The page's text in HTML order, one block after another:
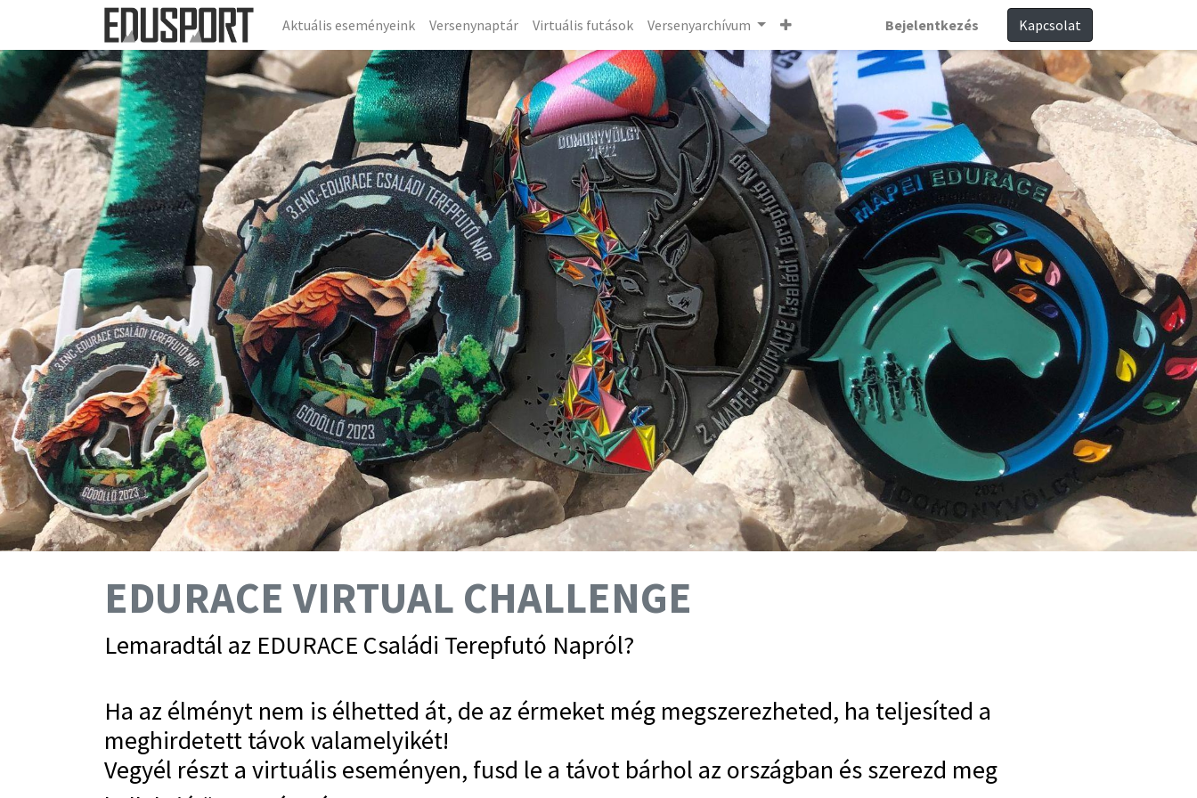
Aktuális eseményeink Versenynaptár Virtuális futások Versenyarchívum Bejelentkezés Kapcsolat
EDURACE VIRTUAL CHALLENGE
Lemaradtál az EDURACE Családi Terepfutó Napról?
Ha az élményt nem is élhetted át, de az érmeket még megszerezheted, ha teljesíted a
meghirdetett távok valamelyikét!
Vegyél részt a virtuális eseményen, fusd le a távot bárhol az országban és szerezd meg